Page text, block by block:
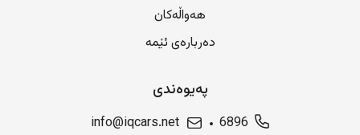
هەواڵەکان
دەربارەی ئێمە
پەیوەندی
6896
info@iqcars.net